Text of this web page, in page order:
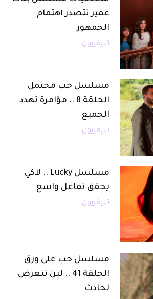
عمير تتصدر اهتمام
الجمهور
تليفزيون
مسلسل حب محتمل
الحلقة 8 .. مؤامرة تهدد
الجميع
تليفزيون
مسلسل Lucky .. لاكي
يحقق تفاعل واسع
تليفزيون
مسلسل حب على ورق
الحلقة 41 .. لين تتعرض
لحادث